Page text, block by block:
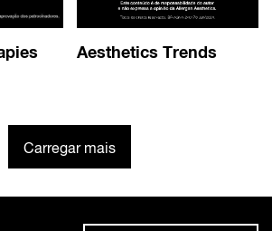
Aesthetics Trends
Carregar mais